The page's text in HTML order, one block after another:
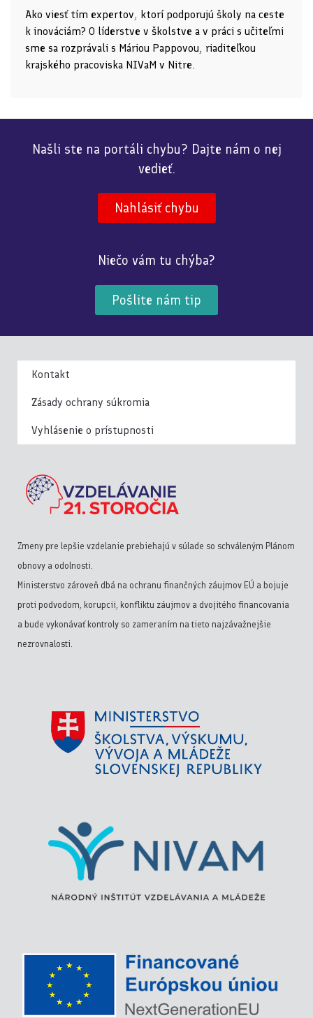
Ako viesť tím expertov, ktorí podporujú školy na ceste
k inováciám? O líderstve v školstve a v práci s učiteľmi
sme sa rozprávali s Máriou Pappovou, riaditeľkou
krajského pracoviska NIVaM v Nitre.
Našli ste na portáli chybu? Dajte nám o nej
vedieť.
Nahlásiť chybu
Niečo vám tu chýba?
Pošlite nám tip
Kontakt
Zásady ochrany súkromia
Vyhlásenie o prístupnosti
Zmeny pre lepšie vzdelanie prebiehajú v súlade so schváleným Plánom
obnovy a odolnosti.
Ministerstvo zároveň dbá na ochranu finančných záujmov EÚ a bojuje
proti podvodom, korupcii, konfliktu záujmov a dvojitého financovania
a bude vykonávať kontroly so zameraním na tieto najzávažnejšie
nezrovnalosti.